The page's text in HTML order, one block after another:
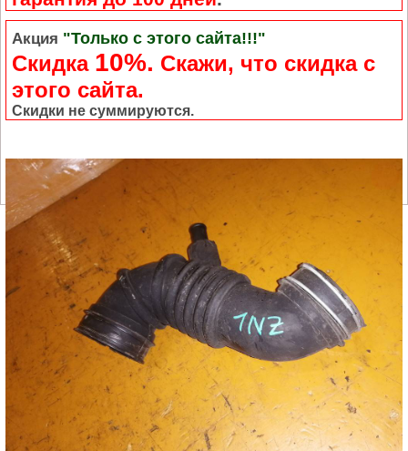
Акция "Только с этого сайта!!!"
Скидка 10%. Cкажи, что скидка с
этого сайта.
Скидки не суммируются.